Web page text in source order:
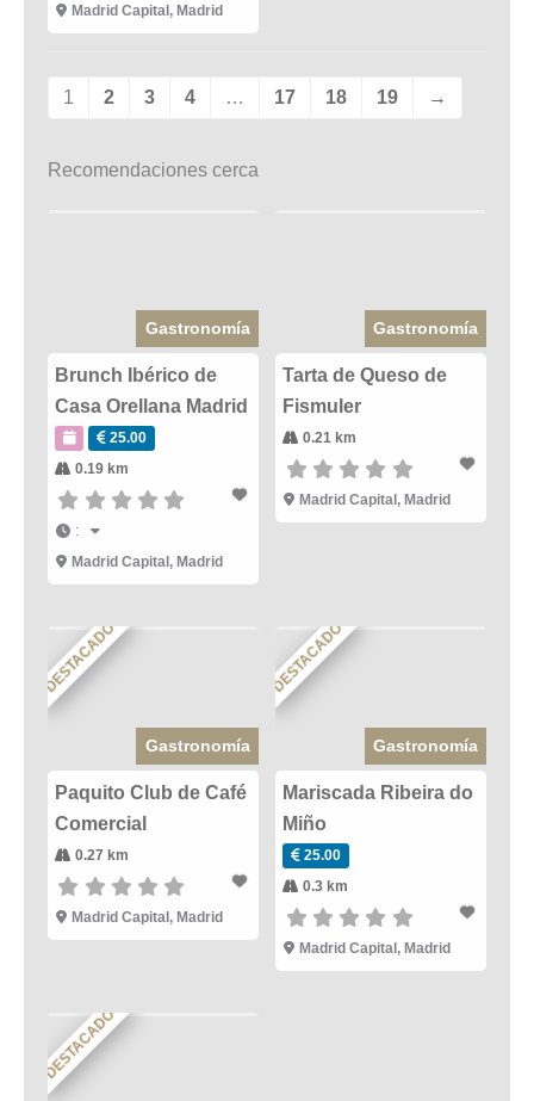
Madrid Capital, Madrid
1 2 3 4 … 17 18 19 →
Recomendaciones cerca
Gastronomía
Brunch Ibérico de
Casa Orellana Madrid
25.00
0.19 km
:
Madrid Capital , Madrid
Gastronomía
Tarta de Queso de
Fismuler
0.21 km
Madrid Capital , Madrid
DESTACADO
Gastronomía
Paquito Club de Café
Comercial
0.27 km
Madrid Capital , Madrid
DESTACADO
Gastronomía
Mariscada Ribeira do
Miño
25.00
0.3 km
Madrid Capital , Madrid
DESTACADO